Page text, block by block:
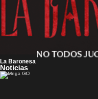
La Baronesa
Noticias